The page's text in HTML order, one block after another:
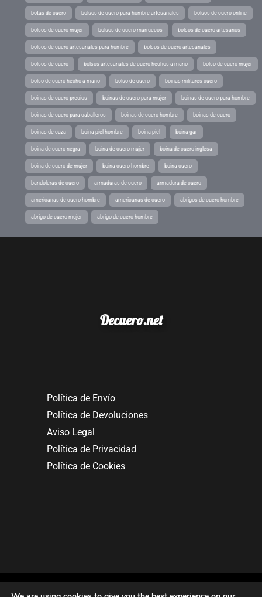
botas de cuero bolsos de cuero para hombre artesanales bolsos de cuero online
bolsos de cuero mujer bolsos de cuero marruecos bolsos de cuero artesanos
bolsos de cuero artesanales para hombre bolsos de cuero artesanales
bolsos de cuero bolsos artesanales de cuero hechos a mano bolso de cuero mujer
bolso de cuero hecho a mano bolso de cuero boinas militares cuero
boinas de cuero precios boinas de cuero para mujer boinas de cuero para hombre
boinas de cuero para caballeros boinas de cuero hombre boinas de cuero
boinas de caza boina piel hombre boina piel boina gar
boina de cuero negra boina de cuero mujer boina de cuero inglesa
boina de cuero de mujer boina cuero hombre boina cuero
bandoleras de cuero armaduras de cuero armadura de cuero
americanas de cuero hombre americanas de cuero abrigos de cuero hombre
abrigo de cuero mujer abrigo de cuero hombre
Decuero.net
Política de Envío
Política de Devoluciones
Aviso Legal
Política de Privacidad
Política de Cookies